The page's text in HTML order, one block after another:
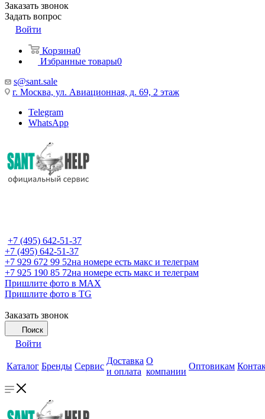
Заказать звонок
Задать вопрос
Войти
Корзина0
Избранные товары0
s@sant.sale
г. Москва, ул. Авиационная, д. 69, 2 этаж
Telegram
WhatsApp
+7 (495) 642-51-37
+7 (495) 642-51-37
+7 929 672 99 52на номере есть макс и телеграм
+7 925 190 85 72на номере есть макс и телеграм
Пришлите фото в MAX
Пришлите фото в TG
Заказать звонок
Поиск
Войти
Каталог Бренды Сервис
Доставка
и оплата
О
компании
Оптовикам